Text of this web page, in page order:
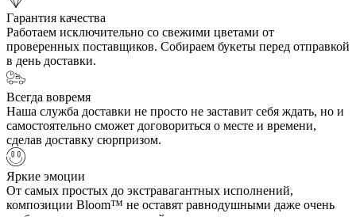
Гарантия качества
Работаем исключительно со свежими цветами от
проверенных поставщиков. Собираем букеты перед отправкой
в день доставки.
Всегда вовремя
Наша служба доставки не просто не заставит себя ждать, но и
самостоятельно сможет договориться о месте и времени,
сделав доставку сюрпризом.
Яркие эмоции
От самых простых до экстравагантных исполнений,
композиции Bloom™ не оставят равнодушными даже очень